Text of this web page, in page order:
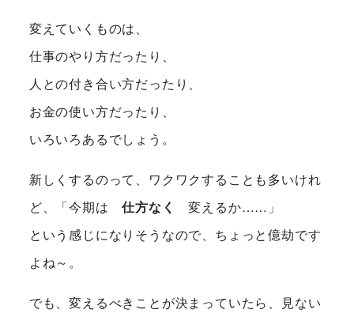
変えていくものは、
仕事のやり方だったり、
人との付き合い方だったり、
お金の使い方だったり、
いろいろあるでしょう。
新しくするのって、ワクワクすることも多いけれ
ど、「今期は仕方なく
変えるか……」
という感じになりそうなので、ちょっと億劫です
よね～。
でも、変えるべきことが決まっていたら、見ない